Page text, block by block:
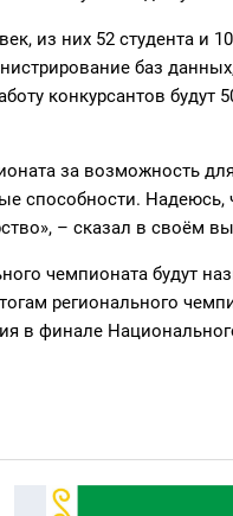
из них 52 студента и
баз
конкурсантов будут
за возможность
способности. Надеюсь,
– сказал в своём
чемпионата будут
регионального
в финале